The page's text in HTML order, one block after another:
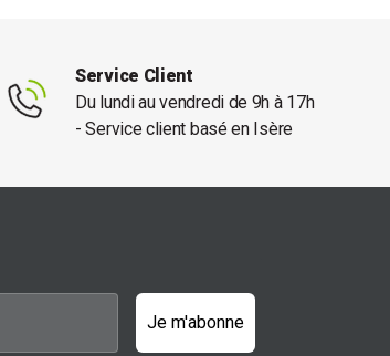
Service Client
Du lundi au vendredi de 9h à 17h
- Service client basé en Isère
Je m'abonne